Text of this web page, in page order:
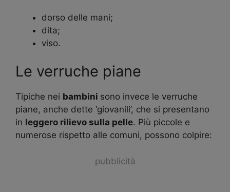
dorso delle mani;
dita;
viso.
Le verruche piane
Tipiche nei bambini sono invece le verruche
piane, anche dette ‘giovanili’, che si presentano
in leggero rilievo sulla pelle. Più piccole e
numerose rispetto alle comuni, possono colpire:
pubblicità